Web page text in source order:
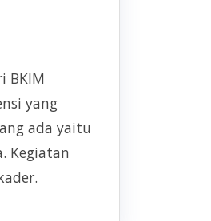
BKIM
yang
ada yaitu
Kegiatan